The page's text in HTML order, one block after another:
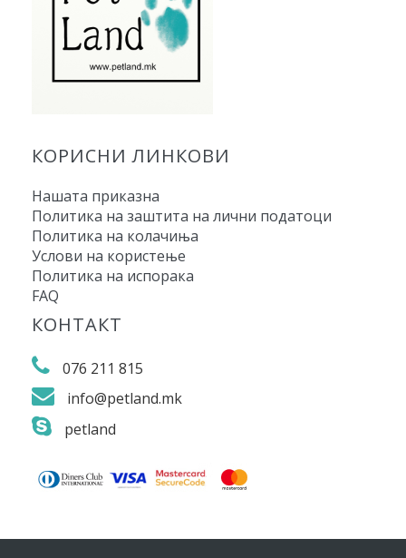
КОРИСНИ ЛИНКОВИ
Нашата приказна
Политика на заштита на лични податоци
Политика на колачиња
Услови на користење
Политика на испорака
FAQ
КОНТАКТ
076 211 815
info@petland.mk
petland